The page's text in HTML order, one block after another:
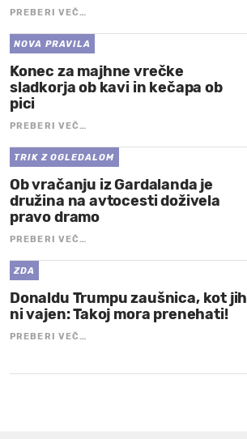
PREBERI VEČ…
NOVA PRAVILA
Konec za majhne vrečke
sladkorja ob kavi in kečapa ob
pici
PREBERI VEČ…
TRIK Z OGLEDALOM
Ob vračanju iz Gardalanda je
družina na avtocesti doživela
pravo dramo
PREBERI VEČ…
ZDA
Donaldu Trumpu zaušnica, kot jih
ni vajen: Takoj mora prenehati!
PREBERI VEČ…